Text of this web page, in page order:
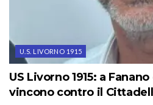
U.S. LIVORNO 1915
US Livorno 1915: a
vincono contro il